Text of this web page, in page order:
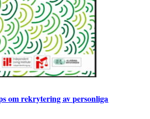
om rekrytering av personliga